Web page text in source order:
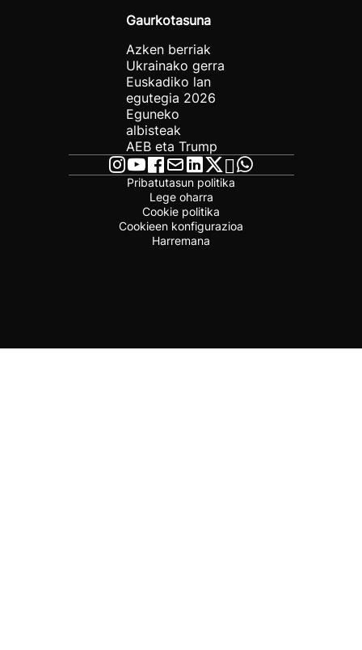
Gaurkotasuna
Azken berriak
Ukrainako gerra
Euskadiko lan
egutegia 2026
Eguneko
albisteak
AEB eta Trump
Pribatutasun politika
Lege oharra
Cookie politika
Cookieen konfigurazioa
Harremana